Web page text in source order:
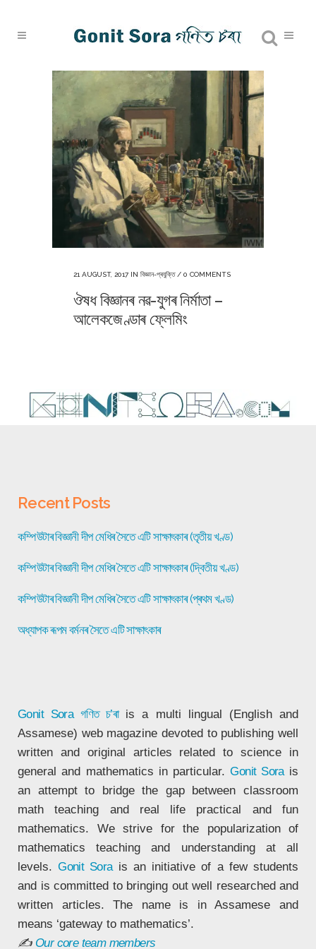
21 AUGUST, 2017 IN বিজ্ঞান-প্ৰযুক্তি/ 0 COMMENTS
ঔষধ বিজ্ঞানৰ নৱ-যুগৰ নিৰ্মাতা –
আলেকজেণ্ডাৰ ফ্লেমিং
Recent Posts
কম্পিউটাৰ বিজ্ঞানী দীপ মেধিৰ সৈতে এটি সাক্ষাৎকাৰ (তৃতীয় খণ্ড)
কম্পিউটাৰ বিজ্ঞানী দীপ মেধিৰ সৈতে এটি সাক্ষাৎকাৰ (দ্বিতীয় খণ্ড)
কম্পিউটাৰ বিজ্ঞানী দীপ মেধিৰ সৈতে এটি সাক্ষাৎকাৰ (প্ৰথম খণ্ড)
অধ্যাপক ৰূপম বৰ্মনৰ সৈতে এটি সাক্ষাৎকাৰ
Gonit Sora গণিত চ’ৰাis a multi lingual (English and
Assamese) web magazine devoted to publishing well
written and original articles related to science in
general and mathematics in particular.Gonit Sorais
an attempt to bridge the gap between classroom
math teaching and real life practical and fun
mathematics. We strive for the popularization of
mathematics teaching and understanding at all
levels.Gonit Sorais an initiative of a few students
and is committed to bringing out well researched and
written articles. The name is in Assamese and
means ‘gateway to mathematics’.
✍ Our core team members